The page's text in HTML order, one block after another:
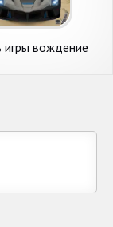
игры вождение